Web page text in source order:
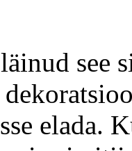
see
elada.